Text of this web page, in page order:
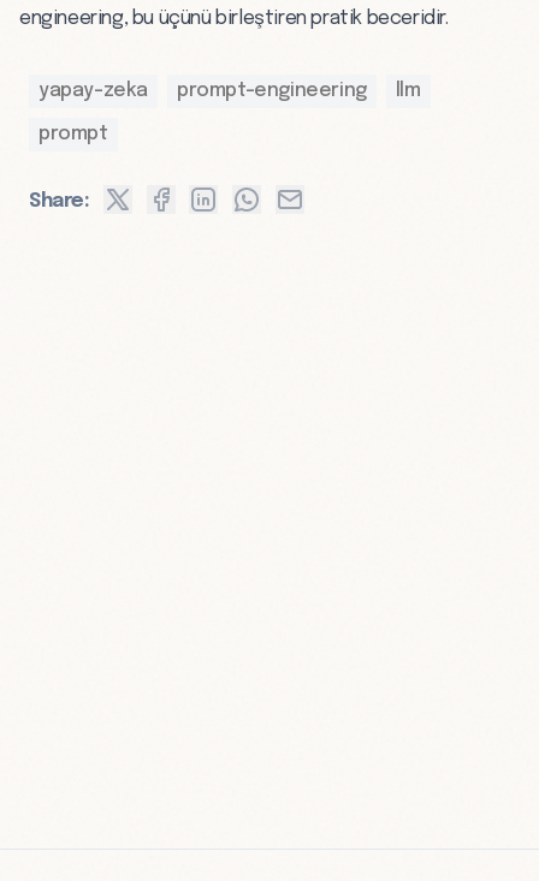
engineering, bu üçünü birleştiren pratik beceridir.
yapay-zeka prompt-engineering llm
prompt
Share: